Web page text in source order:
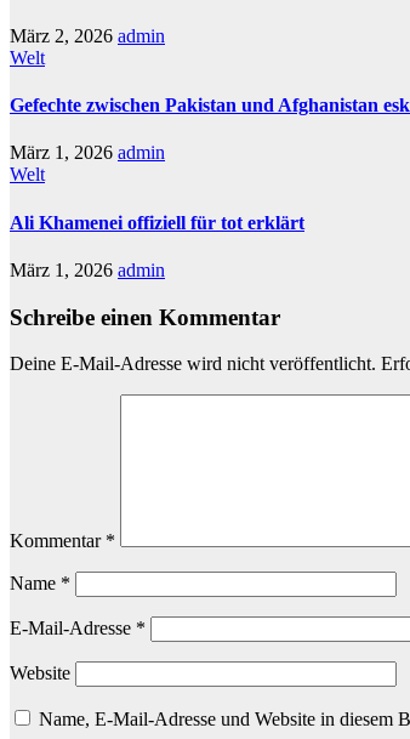
März 2, 2026 admin
Welt
Gefechte zwischen Pakistan und Afghanistan
März 1, 2026 admin
Welt
Ali Khamenei offiziell für tot erklärt
März 1, 2026 admin
Schreibe einen Kommentar
Deine E-Mail-Adresse wird nicht veröffentlicht.
Kommentar *
Name *
E-Mail-Adresse *
Website
Name, E-Mail-Adresse und Website in diesem